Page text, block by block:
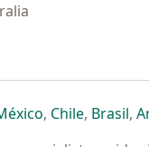
pestaña
nueva pestaña
abre en una nueva
se abre en una
, Chilese abre
, Brasilse
,